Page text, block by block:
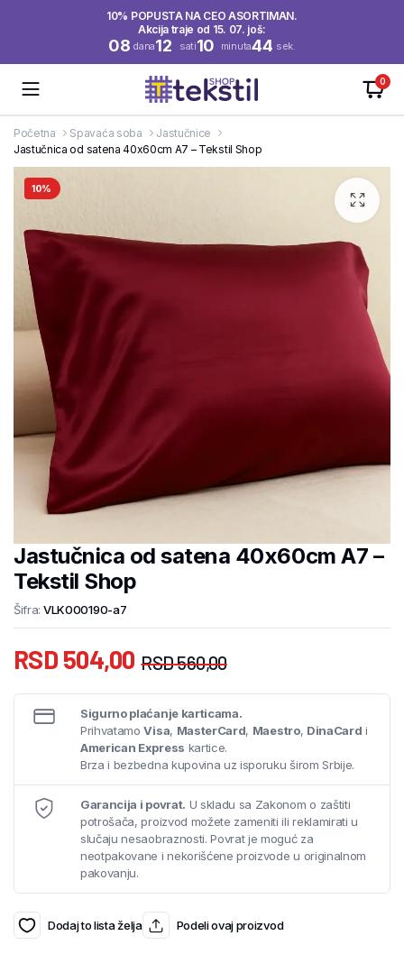
10% POPUSTA NA CEO ASORTIMAN.
Akcija traje od 15. 07. još:
08 dana12 sati10 minuta44 sek.
0
Početna Spavaća soba
Jastučnice
Jastučnica od satena 40x60cm A7 – Tekstil Shop
10%
Jastučnica od satena 40x60cm A7 –
Tekstil Shop
Šifra: VLK000190-a7
RSD560,00
RSD 504,00
Sigurno plaćanje karticama.
PrihvatamoVisa, MasterCard, Maestro, DinaCard i
American Express kartice.
Brza i bezbedna kupovina uz isporuku širom Srbije.
Garancija i povrat. U skladu sa Zakonom o zaštiti
potrošača, proizvod možete zameniti ili reklamirati u
slučaju nesaobraznosti. Povrat je moguć za
neotpakovane i nekorišćene proizvode u originalnom
pakovanju.
Dodaj to lista želja Podeli ovaj proizvod